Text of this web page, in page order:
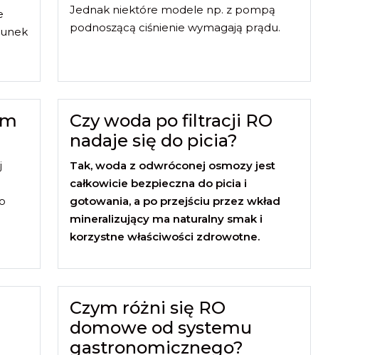
Jednak niektóre modele np. z pompą
podnoszącą ciśnienie wymagają prądu.
Czy woda po filtracji RO
nadaje się do picia?
Tak, woda z odwróconej osmozy jest
całkowicie bezpieczna do picia i
gotowania, a po przejściu przez wkład
mineralizujący ma naturalny smak i
korzystne właściwości zdrowotne.
Czym różni się RO
domowe od systemu
gastronomicznego?